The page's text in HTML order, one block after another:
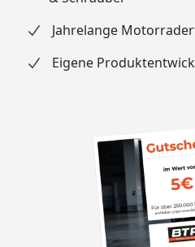
Jahrelange
Eigene